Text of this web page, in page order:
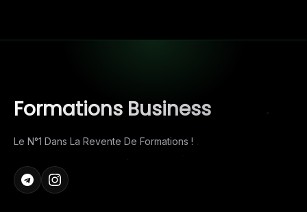
Formations Business
Le N°1 Dans La Revente De Formations !